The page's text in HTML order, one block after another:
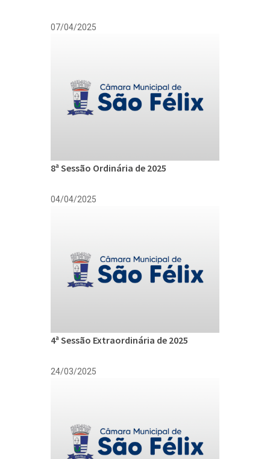
07/04/2025
8ª Sessão Ordinária de 2025
04/04/2025
4ª Sessão Extraordinária de 2025
24/03/2025